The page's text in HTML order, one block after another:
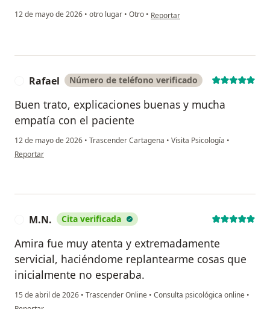
12 de mayo de 2026 • otro lugar • Otro • en opinión del usuario Samuel
Reportar
Rafael Número de teléfono verificado
Buen trato, explicaciones buenas y mucha
empatía con el paciente
12 de mayo de 2026 • Trascender Cartagena • Visita Psicología •
en opinión del usuario Rafael
Reportar
M.N. Cita verificada
Amira fue muy atenta y extremadamente
servicial, haciéndome replantearme cosas que
inicialmente no esperaba.
15 de abril de 2026 • Trascender Online • Consulta psicológica online •
en opinión del usuario M.N.